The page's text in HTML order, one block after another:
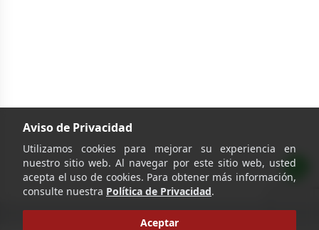
Aviso de Privacidad
Utilizamos cookies para mejorar su experiencia en
nuestro sitio web. Al navegar por este sitio web, usted
acepta el uso de cookies. Para obtener más información,
consulte nuestra Política de Privacidad.
Aceptar